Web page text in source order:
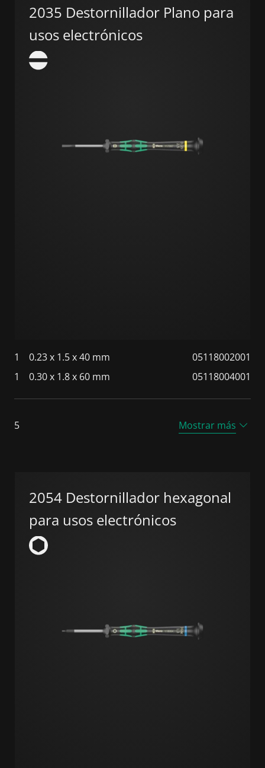
2035 Destornillador Plano para
usos electrónicos
1 0.23 x 1.5 x 40 mm
05118002001
1
0.30 x 1.8 x 60 mm 05118004001
5 Mostrar más
2054 Destornillador hexagonal
para usos electrónicos